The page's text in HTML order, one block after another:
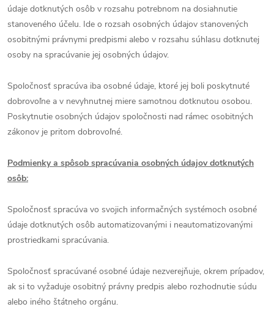
údaje dotknutých osôb v rozsahu potrebnom na dosiahnutie
stanoveného účelu. Ide o rozsah osobných údajov stanovených
osobitnými právnymi predpismi alebo v rozsahu súhlasu dotknutej
osoby na spracúvanie jej osobných údajov.
Spoločnosť spracúva iba osobné údaje, ktoré jej boli poskytnuté
dobrovoľne a v nevyhnutnej miere samotnou dotknutou osobou.
Poskytnutie osobných údajov spoločnosti nad rámec osobitných
zákonov je pritom dobrovoľné.
Podmienky a spôsob spracúvania osobných údajov dotknutých
osôb:
Spoločnosť spracúva vo svojich informačných systémoch osobné
údaje dotknutých osôb automatizovanými i neautomatizovanými
prostriedkami spracúvania.
Spoločnosť spracúvané osobné údaje nezverejňuje, okrem prípadov,
ak si to vyžaduje osobitný právny predpis alebo rozhodnutie súdu
alebo iného štátneho orgánu.